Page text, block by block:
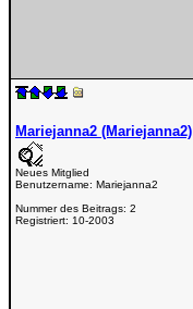
Mariejanna2 (Mariejanna2)
Neues Mitglied
Benutzername: Mariejanna2
Nummer des Beitrags: 2
Registriert: 10-2003